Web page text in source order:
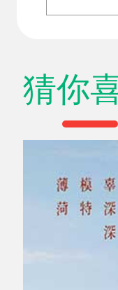
猜你